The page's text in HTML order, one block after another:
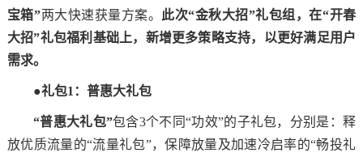
宝箱”两大快速获量方案。
此次“金秋大招”礼包组，在“开春
大招”礼包福利基础上，新增更多策略支持，以更好满足用户
需求。
●礼包1：普惠大礼包
“普惠大礼包”包含3个不同“功效”的子礼包，分别是：释
放优质流量的“流量礼包”，保障放量及加速冷启率的“畅投礼